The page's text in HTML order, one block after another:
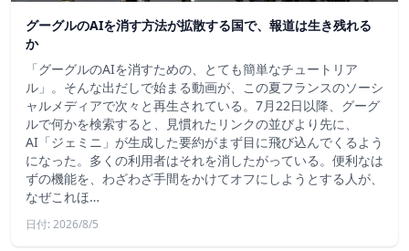
グーグルのAIを消す方法が拡散する国で、報道は生き残れる
か
「グーグルのAIを消すための、とても簡単なチュートリア
ル」。そんな出だしで始まる動画が、この夏フランスのソーシ
ャルメディアで次々と再生されている。7月22日以降、グーグ
ルで何かを検索すると、見慣れたリンクの並びより先に、
AI「ジェミニ」が生成した要約がまず目に飛び込んでくるよう
になった。多くの利用者はそれを消したがっている。便利なは
ずの機能を、わざわざ手間をかけてオフにしようとする人が、
なぜこれほ…
日付: 2026/8/5